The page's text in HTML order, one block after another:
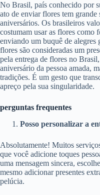
No Brasil, país conhecido por
ato de enviar flores tem
aniversários. Os brasileiros
costumam usar as flores como
enviando um buquê de alegres
flores são consideradas um
pela entrega de flores no
aniversário da pessoa amada,
tradições. É um gesto que
apreço pela sua singularidade.
perguntas frequentes
Posso personalizar a
Absolutamente! Muitos
que você adicione toques
uma mensagem sincera,
mesmo adicionar presentes
pelúcia.